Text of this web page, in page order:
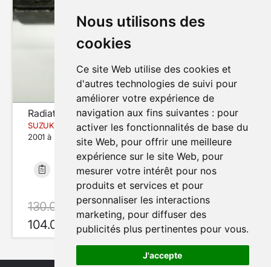
Nous utilisons des
cookies
Ce site Web utilise des cookies et
d'autres technologies de suivi pour
améliorer votre expérience de
navigation aux fins suivantes : pour
activer les fonctionnalités de base du
site Web, pour offrir une meilleure
expérience sur le site Web, pour
mesurer votre intérêt pour nos
produits et services et pour
personnaliser les interactions
marketing, pour diffuser des
publicités plus pertinentes pour vous.
J'accepte
Radiateur d'huile
SUZUKI BANDIT GSF1200N
2001 à 2005
Etat moyen 36 921 km
130.00 €
104.00 €
avec le code SUMMER20
En Stock